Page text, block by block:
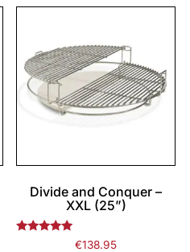
Divide and Conquer –
XXL (25”)
Gewaardeerd€138.95